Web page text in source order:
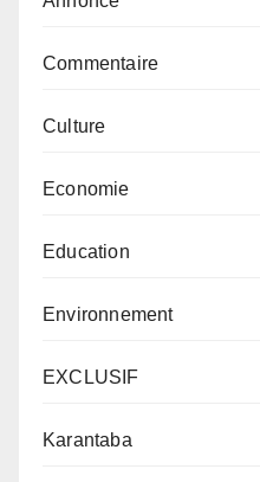
Commentaire
Culture
Economie
Education
Environnement
EXCLUSIF
Karantaba